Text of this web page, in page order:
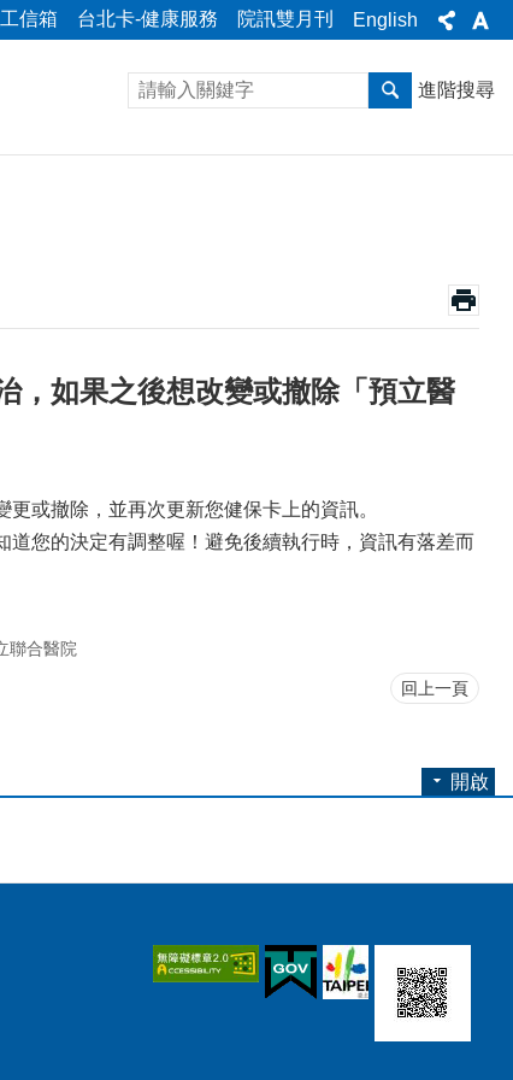
信箱 台北卡-健康服務 院訊雙月刊 English
進階搜尋
，如果之後想改變或撤除「預立醫
或撤除，並再次更新您健保卡上的資訊。
您的決定有調整喔！避免後續執行時，資訊有落差而
聯合醫院
回上一頁
開啟